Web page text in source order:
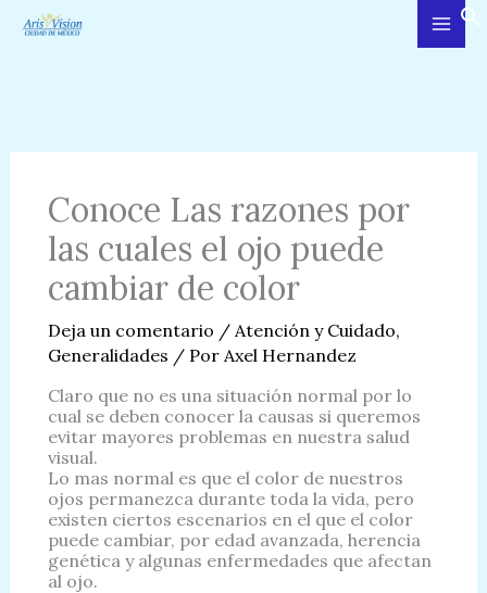
Conoce Las razones por
las cuales el ojo puede
cambiar de color
Deja un comentario / Atención y Cuidado,
Generalidades / Por Axel Hernandez
Claro que no es una situación normal por lo
cual se deben conocer la causas si queremos
evitar mayores problemas en nuestra salud
visual.
Lo mas normal es que el color de nuestros
ojos permanezca durante toda la vida, pero
existen ciertos escenarios en el que el color
puede cambiar, por edad avanzada, herencia
genética y algunas enfermedades que afectan
al ojo.